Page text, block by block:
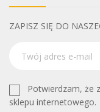
ZAPISZ SIĘ DO
Potwierdzam, że
sklepu internetowego.